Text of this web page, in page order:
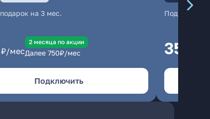
на 3 мес.
₽/мес
2 месяцa по акции
Далее 750₽/мес
Подключить
350